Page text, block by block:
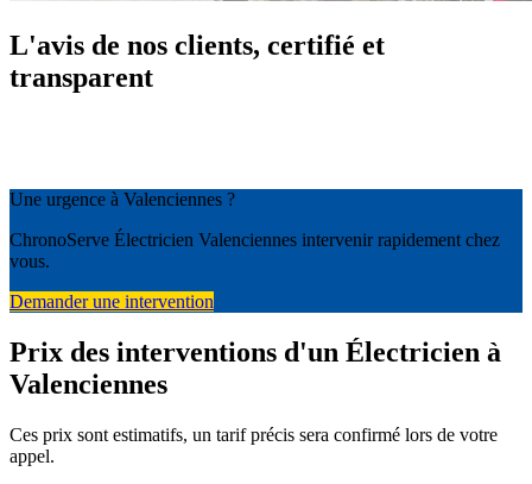
L'avis de nos clients, certifié et
transparent
Une urgence à Valenciennes ?
ChronoServe Électricien Valenciennes intervenir rapidement chez
vous.
Demander une intervention
Prix des interventions d'un Électricien à
Valenciennes
Ces prix sont estimatifs, un tarif précis sera confirmé lors de votre
appel.